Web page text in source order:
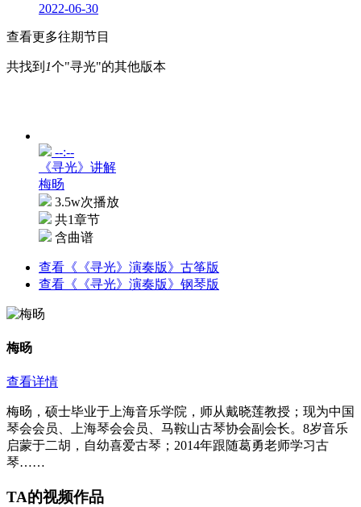
2022-06-30
查看更多往期节目
共找到 1个"寻光"的其他版本
--:--
《寻光》讲解
梅旸
3.5w次播放
共1章节
含曲谱
查看《《寻光》演奏版》古筝版
查看《《寻光》演奏版》钢琴版
梅旸
查看详情
梅旸，硕士毕业于上海音乐学院，师从戴晓莲教授；现为中国
琴会会员、上海琴会会员、马鞍山古琴协会副会长。8岁音乐
启蒙于二胡，自幼喜爱古琴；2014年跟随葛勇老师学习古
琴……
TA的视频作品